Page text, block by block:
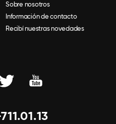
Sobre nosotros
Información de contacto
Recibí nuestras novedades